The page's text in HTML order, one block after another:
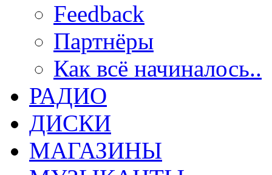
Feedback
Партнёры
Как всё начиналось..
РАДИО
ДИСКИ
МАГАЗИНЫ